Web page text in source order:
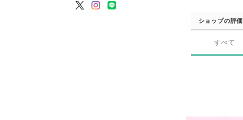
ショップの評価
すべて